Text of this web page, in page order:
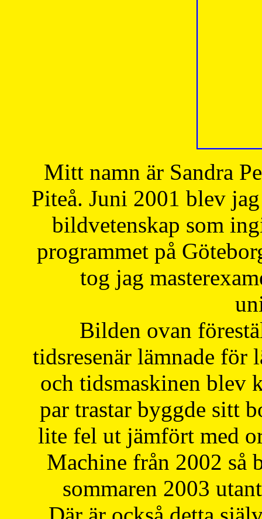
Mitt namn är Sandra
Piteå. Juni 2001 blev
bildvetenskap som
programmet på
tog jag
Bilden ovan
tidsresenär lämnade för
och tidsmaskinen blev
par trastar byggde sitt
lite fel ut jämfört med
Machine från 2002 så
sommaren 2003